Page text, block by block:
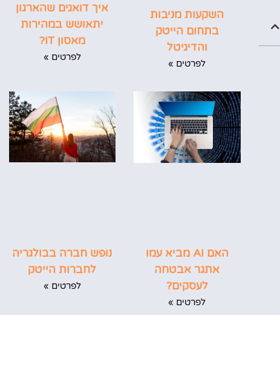
השקעות מניבות
בתחום הייטק
והדיגיטל
לפרטים »
איך דואגים שהארגון
יתאושש במהירות
מאסון IT?
לפרטים »
האם AI מביא עמו
אתגר אבטחה
לעסקים?
לפרטים »
נופש חברה בבולגריה
לחברות הייטק
לפרטים »